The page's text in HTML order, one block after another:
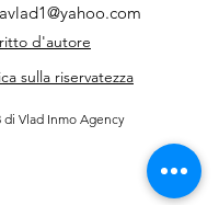
d'autore
sulla riservatezza
di Vlad Inmo Agency